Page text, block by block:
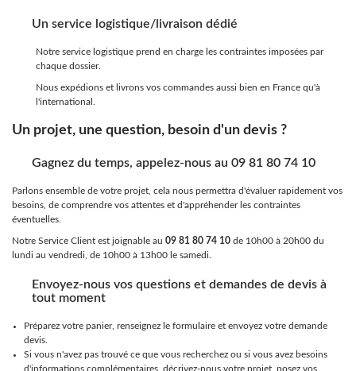
Un service logistique/livraison dédié
Notre service logistique prend en charge les contraintes imposées par
chaque dossier.
Nous expédions et livrons vos commandes aussi bien en France qu'à
l'international.
Un projet, une question, besoin d'un devis ?
Gagnez du temps, appelez-nous au 09 81 80 74 10
Parlons ensemble de votre projet, cela nous permettra d'évaluer rapidement vos
besoins, de comprendre vos attentes et d'appréhender les contraintes
éventuelles.
Notre Service Client est joignable au 09 81 80 74 10 de 10h00 à 20h00 du
lundi au vendredi, de 10h00 à 13h00 le samedi.
Envoyez-nous vos questions et demandes de devis à
tout moment
Préparez votre panier, renseignez le formulaire et envoyez votre demande
devis.
Si vous n'avez pas trouvé ce que vous recherchez ou si vous avez besoins
d'informations complémentaires, décrivez-nous votre projet, posez vos